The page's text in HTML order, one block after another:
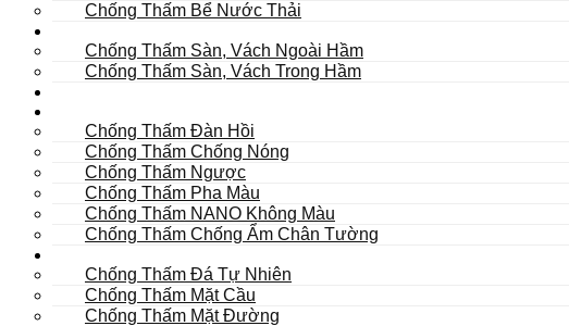
Chống Thấm Bể Nước Thải
Chống Thấm Sàn, Vách Ngoài Hầm
Chống Thấm Sàn, Vách Trong Hầm
Chống Thấm Đàn Hồi
Chống Thấm Chống Nóng
Chống Thấm Ngược
Chống Thấm Pha Màu
Chống Thấm NANO Không Màu
Chống Thấm Chống Ẩm Chân Tường
Chống Thấm Đá Tự Nhiên
Chống Thấm Mặt Cầu
Chống Thấm Mặt Đường